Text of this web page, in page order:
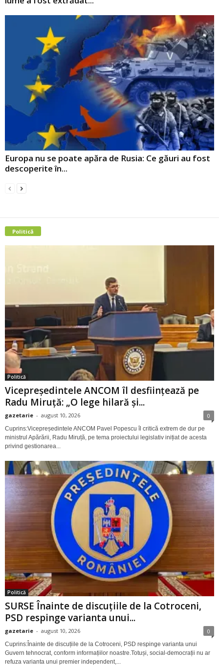
Europa nu se poate apăra de Rusia: Ce găuri au fost
descoperite în...
Politică
Politică
Vicepreședintele ANCOM îl desființează pe
Radu Miruță: „O lege hilară și...
gazetarie - august 10, 2026 0
Cuprins:Vicepreședintele ANCOM Pavel Popescu îl critică extrem de dur pe
ministrul Apărării, Radu Miruță, pe tema proiectului legislativ inițiat de acesta
privind gestionarea...
Politică
SURSE Înainte de discuțiile de la Cotroceni,
PSD respinge varianta unui...
gazetarie - august 10, 2026 0
Cuprins:Înainte de discuțiile de la Cotroceni, PSD respinge varianta unui
Guvern tehnocrat, conform informațiilor noastre.Totuși, social-democrații nu ar
refuza varianta unui premier independent,...